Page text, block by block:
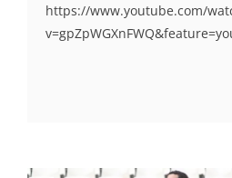
https://www.youtube.com/